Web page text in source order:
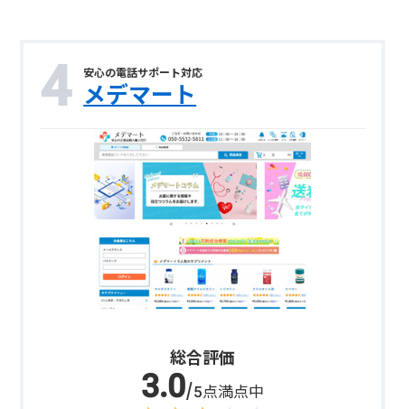
安心の電話サポート対応
メデマート
総合評価
/5点満点中